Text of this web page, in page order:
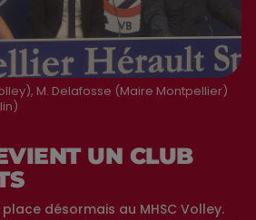
M. Delafosse (Maire Montpellier)
UN CLUB
place désormais au MHSC Volley.